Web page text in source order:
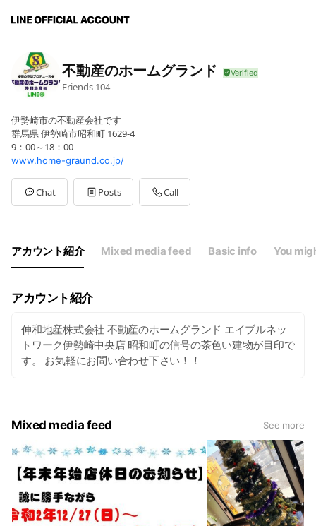
不動産のホームグランド
Friends 104
伊勢崎市の不動産会社です
群馬県 伊勢崎市昭和町 1629-4
9：00～18：00
www.home-graund.co.jp/
Chat Posts Call
アカウント紹介 Mixed media feed Basic info You
アカウント紹介
伸和地産株式会社 不動産のホームグランド エイブルネッ
トワーク伊勢崎中央店 昭和町の信号の茶色い建物が目印で
す。 お気軽にお問い合わせ下さい！！
Mixed media feed See more